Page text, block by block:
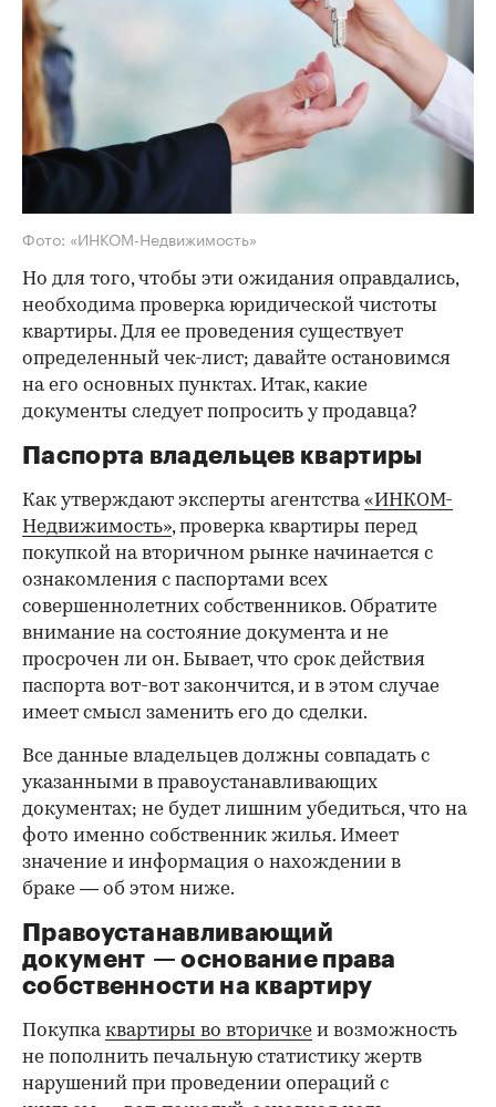
Фото: «ИНКОМ-Недвижимость»
Но для того, чтобы эти ожидания оправдались,
необходима проверка юридической чистоты
квартиры. Для ее проведения существует
определенный чек-лист; давайте остановимся
на его основных пунктах. Итак, какие
документы следует попросить у продавца?
Паспорта владельцев квартиры
Как утверждают эксперты агентства«ИНКОМ-
Недвижимость», проверка квартиры перед
покупкой на вторичном рынке начинается с
ознакомления с паспортами всех
совершеннолетних собственников. Обратите
внимание на состояние документа и не
просрочен ли он. Бывает, что срок действия
паспорта вот-вот закончится, и в этом случае
имеет смысл заменить его до сделки.
00:00 / 00:00
Все данные владельцев должны совпадать с
указанными в правоустанавливающих
документах; не будет лишним убедиться, что на
фото именно собственник жилья. Имеет
значение и информация о нахождении в
браке — об этом ниже.
Правоустанавливающий
документ — основание права
собственности на квартиру
Покупкаквартиры во вторичке и возможность
не пополнить печальную статистику жертв
нарушений при проведении операций с